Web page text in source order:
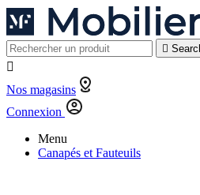


Nos magasins
Connexion
Menu
Canapés et Fauteuils